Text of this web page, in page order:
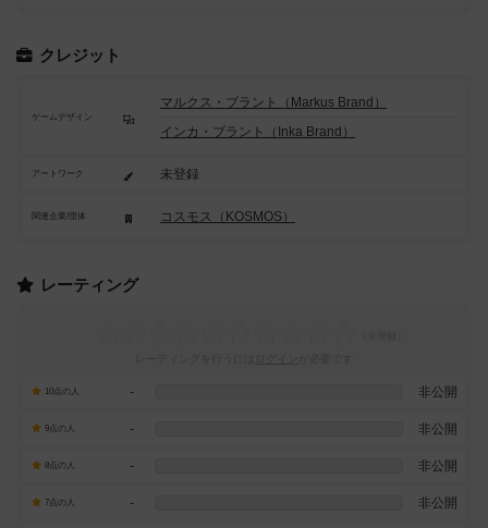
クレジット
ゲームデザイン
マルクス・ブラント（Markus Brand）
インカ・ブラント（Inka Brand）
アートワーク 未登録
関連企業/団体 コスモス（KOSMOS）
レーティング
10点の人 - 非公開
9点の人 - 非公開
8点の人 - 非公開
7点の人 - 非公開